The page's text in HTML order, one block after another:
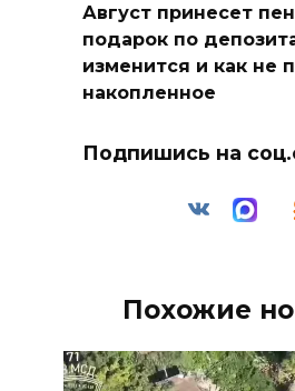
Август принесет
подарок по
изменится и как не
накопленное
Подпишись на
Похожие